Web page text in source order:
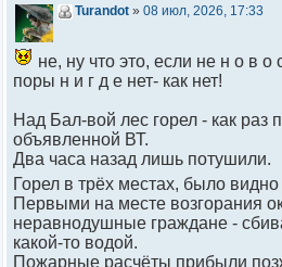
Turandot » 08 июл, 2026, 17:33
не, ну что это, если не н о в о
поры н и г д е нет- как нет!
Над Бал-вой лес горел - как раз
объявленной ВТ.
Два часа назад лишь потушили.
Горел в трёх местах, было видно
Первыми на месте возгорания
неравнодушные граждане -
какой-то водой.
Пожарные расчёты прибыли